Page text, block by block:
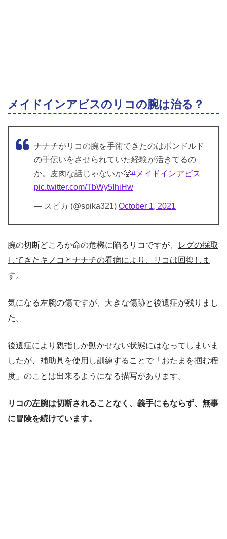
メイドインアビスのリコの腕は治る？
ナナチがリコの腕を手術できたのはボンドルド
の手伝いをさせられていた経験が活きてるの
か。皮肉な話じゃないか🥲#メイドインアビス
pic.twitter.com/TbWy5IhiHw
— スピカ (@spika321) October 1, 2021
腕の切断どころか命の危機に陥るリコですが、
レグの採取
してきたキノコとナナチの看病により、リコは回復しま
す。
気になる左腕の傷ですが、大きな傷跡と後遺症が残りまし
た。
後遺症により親指しか動かせない状態にはなってしまいま
したが、補助具を使用し訓練することで「おたまを掴む程
度」のことは出来るようになる描写があります。
リコの左腕は切断されることなく、義手にもならず、無事
に冒険を続けています。